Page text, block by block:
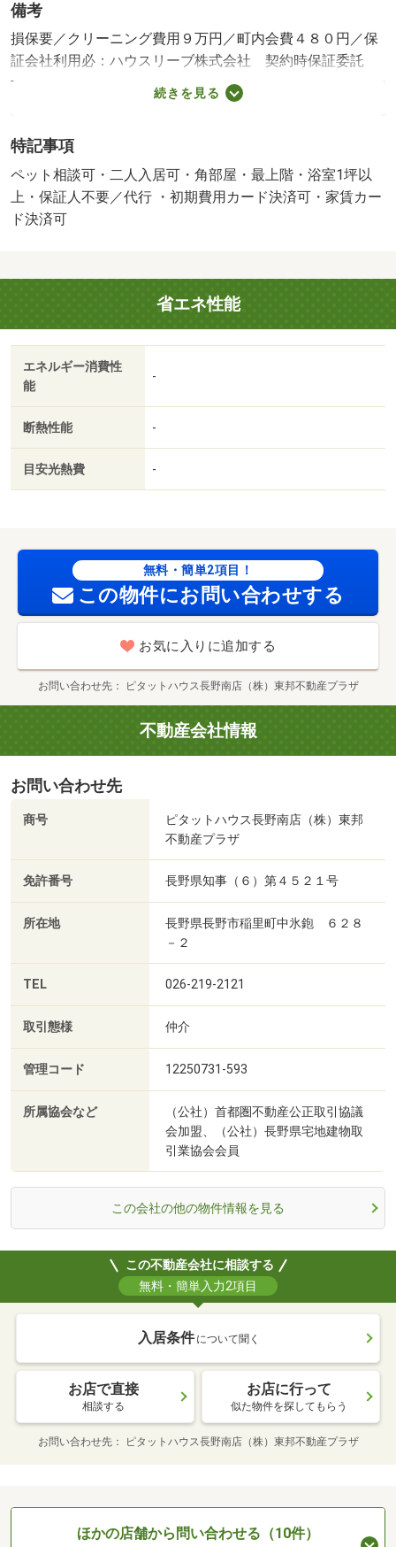
備考
損保要／クリーニング費用９万円／町内会費４８０円／保
証会社利用必：ハウスリーブ株式会社 契約時保証委託
料：２．２万／月額保証委託料：賃料総額の２．２％又は
５．５％ ※ペット可は２．５万／２．５％／仲介手数料
料 ２２，０００円 ｒｕｕｍサポート（税込１，９８０
円）が必要です。契約時に鍵セット費３，３００円（税
込）が必要となります。貸主インボイス登録あり／バスト
イレ別／バルコニー／エアコン／ガスコンロ対応／クロゼ
ムキッチン／南向き／追焚機能浴室／角住戸／温水洗浄便
座／洗面所独立／駐輪場／宅配ボックス／ＣＡＴＶ／即入
居可／最上階／敷金不要／３口以上コンロ／対面式キッチ
ン／防犯カメラ／ペット相談／照明付／全居室収納／保証
人不要／ＣＳ／ネット使用料不要／浴室１坪以上／ＬＤＫ
１２畳以上／プロパンガス／ＢＳ／初期費用カード決済可
６００ｍ／科野の里ふれあい公園（公園）まで１９０ｍ／
千曲郵便局（郵便局）まで１２００ｍ／西友粟佐店（スー
パー）まで１３００ｍ／カインズ更埴店（ホームセンタ
続きを見る
特記事項
ペット相談可・二人入居可・角部屋・最上階・浴室1坪以
上・保証人不要／代行 ・初期費用カード決済可・家賃カー
ド決済可
省エネ性能
エネルギー消費性
能
-
断熱性能 -
目安光熱費 -
無料・簡単2項目！
この物件にお問い合わせする
お気に入りに追加する
お問い合わせ先 ピタットハウス長野南店（株）東邦不動産プラザ
不動産会社情報
お問い合わせ先
商号
ピタットハウス長野南店（株）東邦
不動産プラザ
免許番号 長野県知事（６）第４５２１号
所在地
長野県長野市稲里町中氷鉋 ６２８
－２
TEL 026-219-2121
取引態様 仲介
管理コード 12250731-593
所属協会など
（公社）首都圏不動産公正取引協議
会加盟、（公社）長野県宅地建物取
引業協会会員
この会社の他の物件情報を見る
この不動産会社に相談する
無料・簡単入力2項目
入居条件 について聞く
お店で直接
相談する
お店に行って
似た物件を探してもらう
お問い合わせ先 ピタットハウス長野南店（株）東邦不動産プラザ
ほかの店舗から問い合わせる（10件）